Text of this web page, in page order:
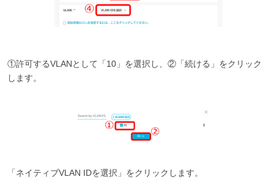
①許可するVLANとして「10」を選択し、②「続ける」をクリック
します。
「ネイティブVLAN IDを選択」をクリックします。